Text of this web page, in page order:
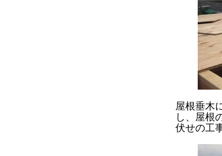
屋根垂木
し、屋根
伏せの工